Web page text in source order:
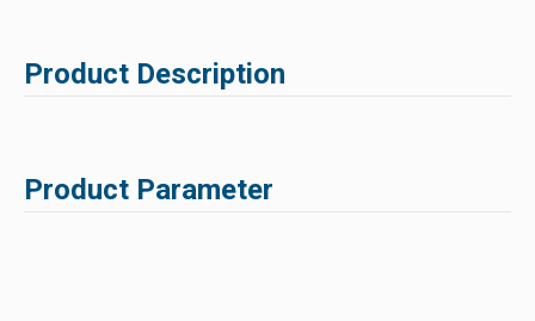
Product Description
Product Parameter